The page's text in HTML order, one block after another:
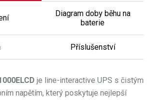
Diagram doby běhu na
baterie
Příslušenství
je line-interactive UPS s čistým
napětím, který poskytuje nejlepší